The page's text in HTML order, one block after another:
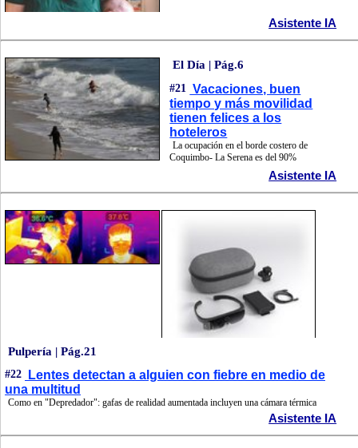
Asistente IA
El Día | Pág.6
#21
Vacaciones, buen
tiempo y más movilidad
tienen felices a los
hoteleros
La ocupación en el borde costero de
Coquimbo- La Serena es del 90%
Asistente IA
Pulpería | Pág.21
#22
Lentes detectan a alguien con fiebre en medio de
una multitud
Como en "Depredador": gafas de realidad aumentada incluyen una cámara térmica
Asistente IA